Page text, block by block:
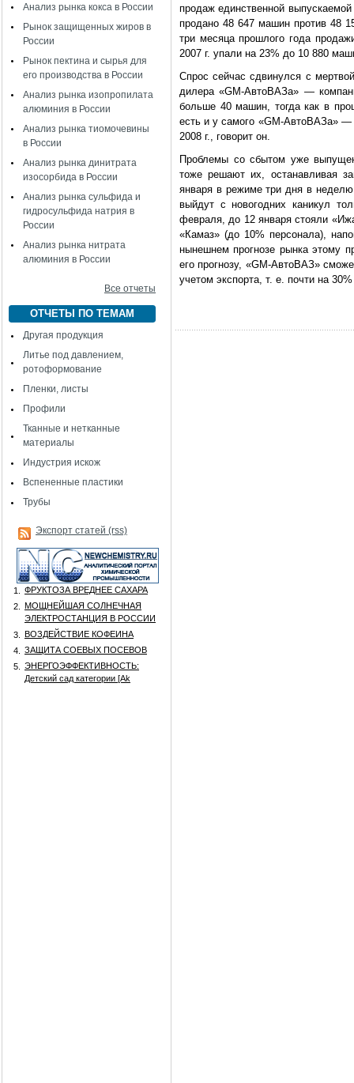
Анализ рынка кокса в России
Рынок защищенных жиров в
России
Рынок пектина и сырья для
его производства в России
Анализ рынка изопропилата
алюминия в России
Анализ рынка тиомочевины
в России
Анализ рынка динитрата
изосорбида в России
Анализ рынка сульфида и
гидросульфида натрия в
России
Анализ рынка нитрата
алюминия в России
Все отчеты
ОТЧЕТЫ ПО ТЕМАМ
Другая продукция
Литье под давлением,
ротоформование
Пленки, листы
Профили
Тканные и нетканные
материалы
Индустрия искож
Вспененные пластики
Трубы
Экспорт статей (rss)
1.
ФРУКТОЗА ВРЕДНЕЕ САХАРА
2.
МОЩНЕЙШАЯ СОЛНЕЧНАЯ
ЭЛЕКТРОСТАНЦИЯ В РОССИИ
3.
ВОЗДЕЙСТВИЕ КОФЕИНА
4.
ЗАЩИТА СОЕВЫХ ПОСЕВОВ
5.
ЭНЕРГОЭФФЕКТИВНОСТЬ:
Детский сад категории [Аk
продаж единственной
продано 48 647 машин против 48
три месяца прошлого года
2007 г. упали на 23% до 10 880
Спрос сейчас сдвинулся с
дилера «GM-АвтоВАЗа» —
больше 40 машин, тогда как в
есть и у самого «GM-АвтоВАЗа»
2008 г., говорит он.
Проблемы со сбытом уже
тоже решают их, останавливая
января в режиме три дня в
выйдут с новогодних каникул
февраля, до 12 января стояли
«Камаз» (до 10% персонала),
нынешнем прогнозе рынка этому
его прогнозу, «GM-АвтоВАЗ»
учетом экспорта, т. е. почти на